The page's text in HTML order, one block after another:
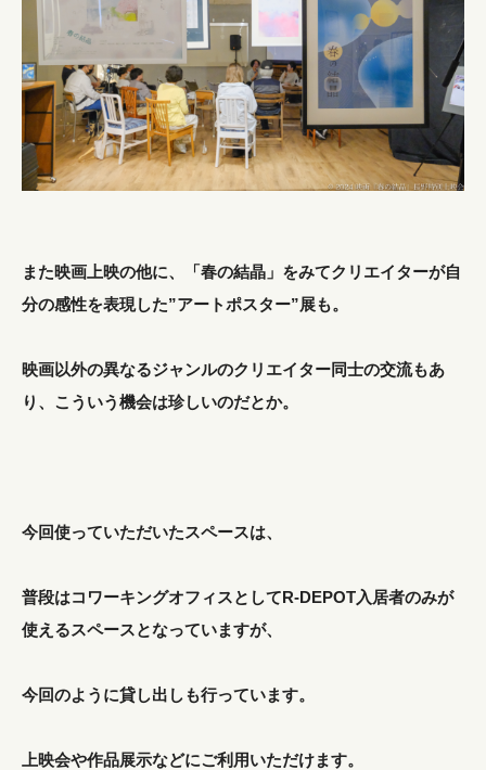
また映画上映の他に、「春の結晶」をみてクリエイターが自
分の感性を表現した”アートポスター”展も。
映画以外の異なるジャンルのクリエイター同士の交流もあ
り、こういう機会は珍しいのだとか。
今回使っていただいたスペースは、
普段はコワーキングオフィスとしてR-DEPOT入居者のみが
使えるスペースとなっていますが、
今回のように貸し出しも行っています。
上映会や作品展示などにご利用いただけます。